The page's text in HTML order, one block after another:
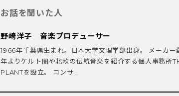
お話を聞いた人
野崎洋子 音楽プロデューサー
1966年千葉県生まれ。日本大学文理学部出身。 メーカー
年よりケルト圏や北欧の伝統音楽を紹介する個人事務所
PLANTを設立。 コンサ...